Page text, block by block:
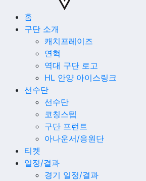
홈
구단 소개
캐치프레이즈
연혁
역대 구단 로고
HL 안양 아이스링크
선수단
선수단
코칭스텝
구단 프런트
아나운서/응원단
티켓
일정/결과
경기 일정/결과